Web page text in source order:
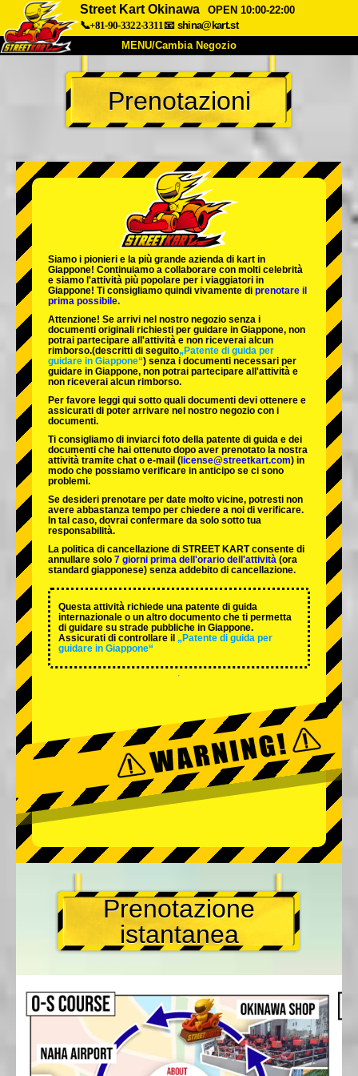
Street Kart Okinawa
OPEN 10:00-22:00
📞+81-90-3322-3311📧 shina@kart.st
MENU/Cambia Negozio
INIZIO
Chi Siamo Specifiche Prezzo
Azienda Prenotazioni
Cambia Negozio
Tokyo Shinagawa Tokyo Akihabara#1
Tokyo Akihabara#2
Tokyo Shibuya Annex Tokyo Bay
Tokyo Asakusa Osaka
Okinawa
Prenotazioni
Siamo i pionieri e la più grande azienda di kart in
Giappone! Continuiamo a collaborare con molti celebrità
e siamo l'attività più popolare per i viaggiatori in
Giappone! Ti consigliamo quindi vivamente di prenotare il
prima possibile.
Attenzione! Se arrivi nel nostro negozio senza i
documenti originali richiesti per guidare in Giappone, non
potrai partecipare all'attività e non riceverai alcun
rimborso.(descritti di seguito„Patente di guida per
guidare in Giappone“) senza i documenti necessari per
guidare in Giappone, non potrai partecipare all'attività e
non riceverai alcun rimborso.
Per favore leggi qui sotto quali documenti devi ottenere e
assicurati di poter arrivare nel nostro negozio con i
documenti.
Ti consigliamo di inviarci foto della patente di guida e dei
documenti che hai ottenuto dopo aver prenotato la nostra
attività tramite chat o e-mail ( license@streetkart.com) in
modo che possiamo verificare in anticipo se ci sono
problemi.
Se desideri prenotare per date molto vicine, potresti non
avere abbastanza tempo per chiedere a noi di verificare.
In tal caso, dovrai confermare da solo sotto tua
responsabilità.
La politica di cancellazione di STREET KART consente di
annullare solo 7 giorni prima dell'orario dell'attività (ora
standard giapponese) senza addebito di cancellazione.
Questa attività richiede una patente di guida
internazionale o un altro documento che ti permetta
di guidare su strade pubbliche in Giappone.
Assicurati di controllare il „Patente di guida per
guidare in Giappone“
Prenotazione
istantanea